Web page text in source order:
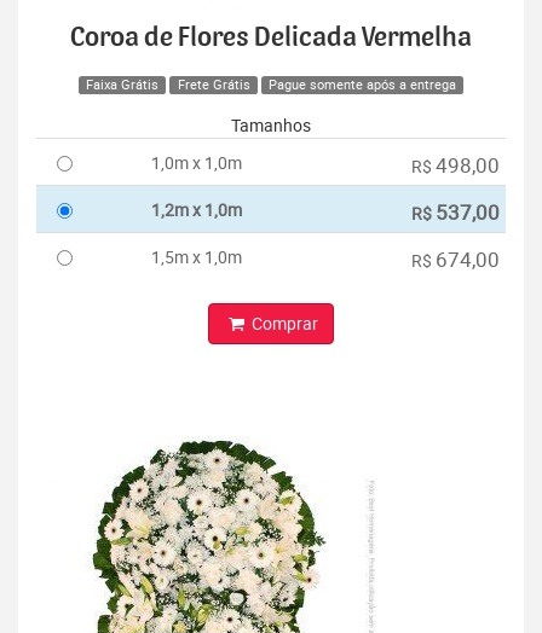
Coroa de Flores Delicada Vermelha
Faixa Grátis Frete Grátis Pague somente após a entrega
Tamanhos
1,0m x 1,0m
R$ 498,00
1,2m x 1,0m R$ 537,00
1,5m x 1,0m R$ 674,00
Comprar